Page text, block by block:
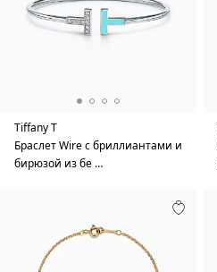
Tiffany T
Браслет Wire с бриллиантами и
бирюзой из бе …